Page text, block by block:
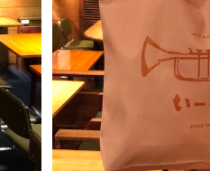
トートバッグ(モ
SOLD